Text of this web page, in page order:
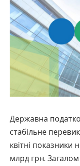
Державна
стабільне
квітні
млрд грн. Загалом